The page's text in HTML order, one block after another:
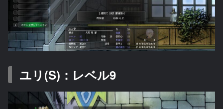
ユリ(S)：レベル9